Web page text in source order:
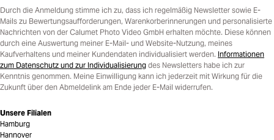
Durch die Anmeldung stimme ich zu, dass ich regelmäßig Newsletter sowie E-
Mails zu Bewertungsaufforderungen, Warenkorberinnerungen und personalisierte
Nachrichten von der Calumet Photo Video GmbH erhalten möchte. Diese können
durch eine Auswertung meiner E-Mail- und Website-Nutzung, meines
Kaufverhaltens und meiner Kundendaten individualisiert werden. Informationen
zum Datenschutz und zur Individualisierung des Newsletters habe ich zur
Kenntnis genommen. Meine Einwilligung kann ich jederzeit mit Wirkung für die
Zukunft über den Abmeldelink am Ende jeder E-Mail widerrufen.
Unsere Filialen
Hamburg
Hannover